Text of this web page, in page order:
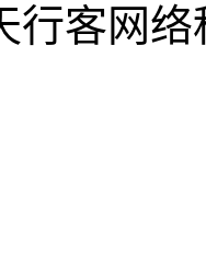
行客网